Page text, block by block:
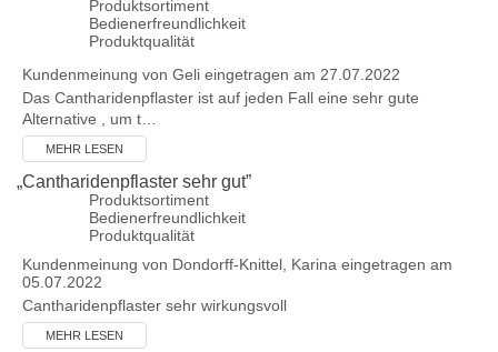
Produktsortiment
Bedienerfreundlichkeit
Produktqualität
Kundenmeinung von Geli eingetragen am 27.07.2022
Das Cantharidenpflaster ist auf jeden Fall eine sehr gute
Alternative , um t…
MEHR LESEN
„Cantharidenpflaster sehr gut”
Produktsortiment
Bedienerfreundlichkeit
Produktqualität
Kundenmeinung von Dondorff-Knittel, Karina eingetragen am
05.07.2022
Cantharidenpflaster sehr wirkungsvoll
MEHR LESEN